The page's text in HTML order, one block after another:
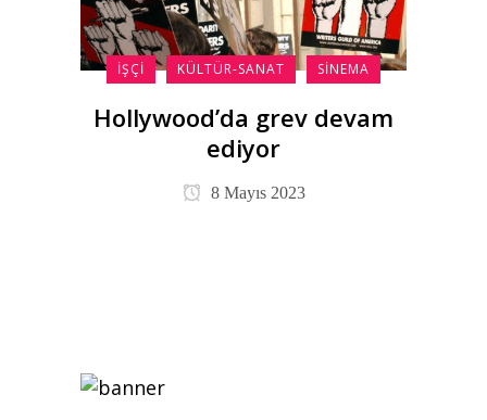
İŞÇI KÜLTÜR-SANAT SINEMA
Hollywood’da grev devam
ediyor
8 Mayıs 2023